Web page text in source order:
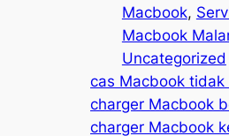
Macbook,
Macbook
Uncategorized
cas Macbook tidak
charger Macbook
charger Macbook